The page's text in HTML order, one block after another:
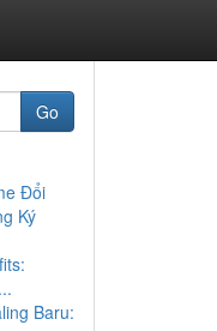
Go
Đổi
Ký
Baru: